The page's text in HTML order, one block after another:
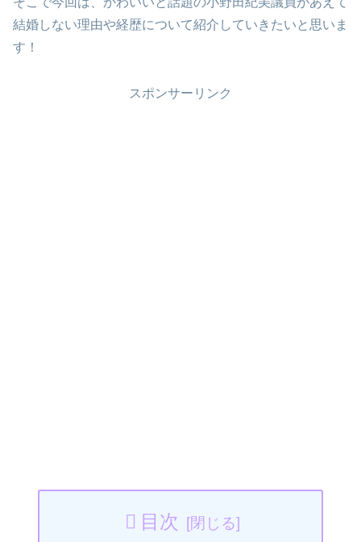
結婚しない理由や経歴について紹介していきたいと思いま
す！
スポンサーリンク
目次